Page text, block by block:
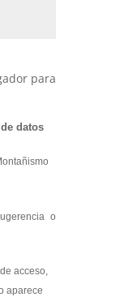
para
datos
o
acceso,
aparece